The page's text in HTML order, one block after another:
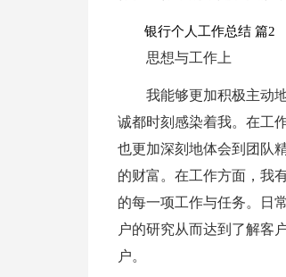
银行个人工作总结 篇2
思想与工作上
我能够更加积极主动
诚都时刻感染着我。在工
也更加深刻地体会到团队
的财富。在工作方面，我
的每一项工作与任务。日
户的研究从而达到了解客
户。